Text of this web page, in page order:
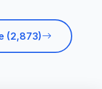
(2,873)